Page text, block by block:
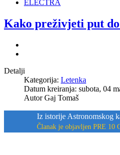
ELECTRA
Kako preživjeti put
Detalji
Kategorija: Letenka
Datum kreiranja: subota, 04
AutorGaj Tomaš
Iz istorije Astronomskog
Članak je objavljen PRE 10